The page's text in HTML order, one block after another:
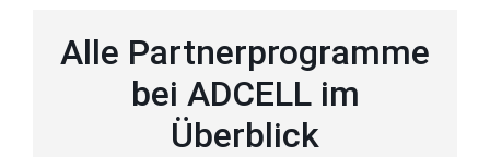
Alle Partnerprogramme
bei ADCELL im
Überblick